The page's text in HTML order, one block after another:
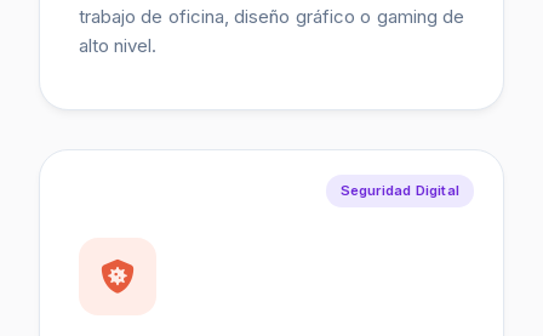
trabajo de oficina, diseño gráfico o gaming de
alto nivel.
Seguridad Digital